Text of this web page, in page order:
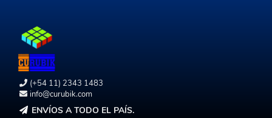
(+54 11) 2343 1483
info@curubik.com
ENVÍOS A TODO EL PAÍS.